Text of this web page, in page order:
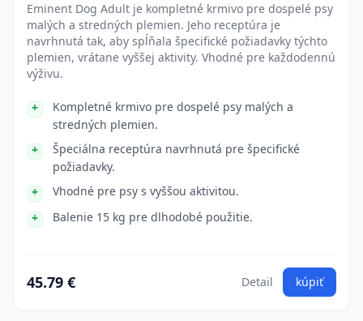
Eminent Dog Adult je kompletné krmivo pre dospelé psy
malých a stredných plemien. Jeho receptúra je
navrhnutá tak, aby spĺňala špecifické požiadavky týchto
plemien, vrátane vyššej aktivity. Vhodné pre každodennú
výživu.
Kompletné krmivo pre dospelé psy malých a
stredných plemien.
Špeciálna receptúra navrhnutá pre špecifické
požiadavky.
Vhodné pre psy s vyššou aktivitou.
Balenie 15 kg pre dlhodobé použitie.
45.79 € Detail kúpiť